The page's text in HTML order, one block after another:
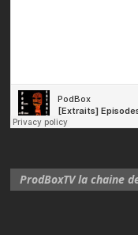
ProdBoxTV la chaine